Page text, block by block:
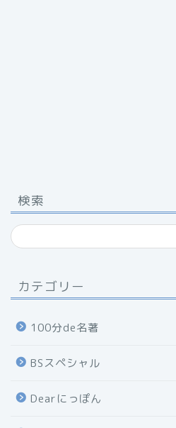
検索
カテゴリー
100分de名著
BSスペシャル
Dearにっぽん